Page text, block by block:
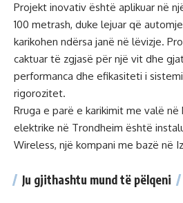
Projekt inovativ është aplikuar në
100 metrash, duke lejuar që
karikohen ndërsa janë në lëvizje.
caktuar të zgjasë për një vit dhe
performanca dhe efikasiteti i
rigorozitet.
Rruga e parë e karikimit me valë
elektrike në Trondheim është
Wireless, një kompani me bazë në
Ju gjithashtu mund të pëlqeni